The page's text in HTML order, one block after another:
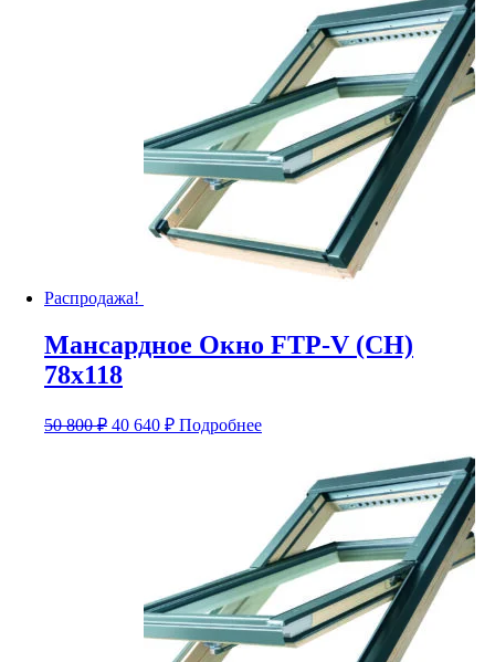
Распродажа!
Мансардное Окно FTP-V (CH)
78х118
50 800₽ Первоначальная
40 640 ₽Текущая
цена:
Подробнее